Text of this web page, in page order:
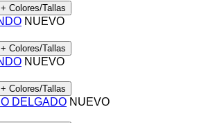
+ Colores/Tallas
NUEVO
+ Colores/Tallas
NUEVO
+ Colores/Tallas
NUEVO